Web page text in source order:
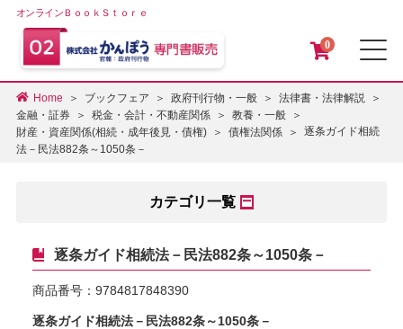
オンラインＢｏｏｋＳｔｏｒｅ
0
Home ブックフェア 政府刊行物・一般
法律書・法律解説
金融・証券
税金・会計・不動産関係
教養・一般
財産・資産関係(相続・成年後見・債権)
債権法関係
逐条ガイド相続
法－民法882条～1050条－
カテゴリ一覧
逐条ガイド相続法－民法882条～1050条－
商品番号： 9784817848390
逐条ガイド相続法－民法882条～1050条－